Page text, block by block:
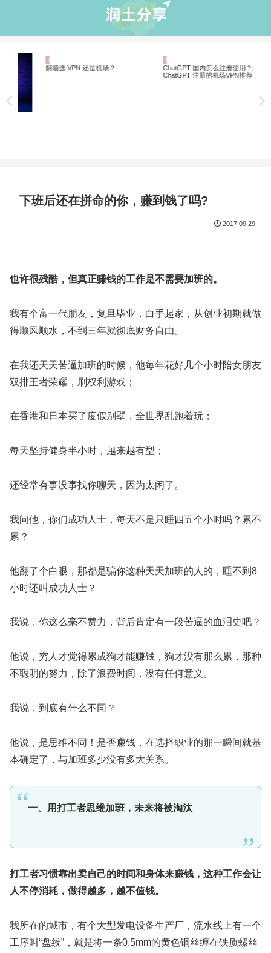
业界资讯 业界资讯
下班后还在拼命的你，赚到钱了吗?
2017.09.29
也许很残酷，但真正赚钱的工作是不需要加班的。
我有个富一代朋友，复旦毕业，白手起家，从创业初期就做
得顺风顺水，不到三年就彻底财务自由。
在我还天天苦逼加班的时候，他每年花好几个小时陪女朋友
双排王者荣耀，刷权利游戏；
在香港和日本买了度假别墅，全世界乱跑着玩；
每天坚持健身半小时，越来越有型；
还经常有事没事找你聊天，因为太闲了。
我问他，你们成功人士，每天不是只睡四五个小时吗？累不
累？
他翻了个白眼，那都是骗你这种天天加班的人的，睡不到8
小时还叫成功人士？
我说，你这么毫不费力，背后肯定有一段苦逼的血泪史吧？
他说，穷人才觉得累成狗才能赚钱，狗才没有那么累，那种
不聪明的努力，除了浪费时间，没有任何意义。
我说，到底有什么不同？
他说，是思维不同！是否赚钱，在选择职业的那一瞬间就基
本确定了，与加班多少没有多大关系。
一、 用打工者思维加班，未来将被淘汰
打工者习惯靠出卖自己的时间和身体来赚钱 ，这种工作会让
人不停消耗，做得越多，越不值钱。
我所在的城市，有个大型发电设备生产厂，流水线上有一个
工序叫“盘线”，就是将一条0.5mm的黄色铜丝缠在铁质螺丝